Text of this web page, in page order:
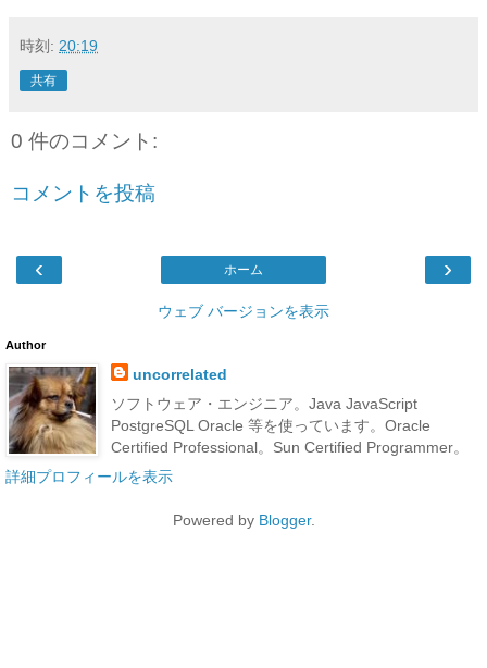
時刻: 20:19
共有
0 件のコメント:
コメントを投稿
‹ ›
ホーム
ウェブ バージョンを表示
Author
uncorrelated
ソフトウェア・エンジニア。Java JavaScript
PostgreSQL Oracle 等を使っています。Oracle
Certified Professional。Sun Certified Programmer。
詳細プロフィールを表示
Powered by Blogger.